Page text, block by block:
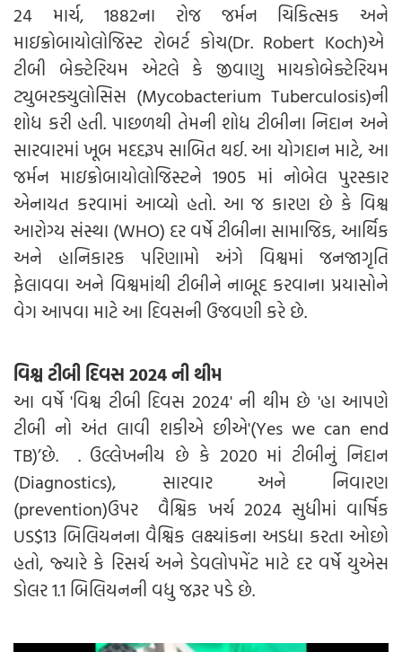
24 માર્ચ, 1882ના રોજ જર્મન ચિકિત્સક અને
માઇક્રોબાયોલોજિસ્ટ રોબર્ટ કોચ(Dr. Robert Koch)એ
ટીબી બેક્ટેરિયમ એટલે કે જીવાણુ માયકોબેક્ટેરિયમ
ટ્યુબરક્યુલોસિસ (Mycobacterium Tuberculosis)ની
શોધ કરી હતી. પાછળથી તેમની શોધ ટીબીના નિદાન અને
સારવારમાં ખૂબ મદદરૂપ સાબિત થઈ. આ યોગદાન માટે, આ
જર્મન માઇક્રોબાયોલોજિસ્ટને 1905 માં નોબેલ પુરસ્કાર
એનાયત કરવામાં આવ્યો હતો. આ જ કારણ છે કે વિશ્વ
આરોગ્ય સંસ્થા (WHO) દર વર્ષે ટીબીના સામાજિક, આર્થિક
અને હાનિકારક પરિણામો અંગે વિશ્વમાં જનજાગૃતિ
ફેલાવવા અને વિશ્વમાંથી ટીબીને નાબૂદ કરવાના પ્રયાસોને
વેગ આપવા માટે આ દિવસની ઉજવણી કરે છે.
વિશ્વ ટીબી દિવસ 2024 ની થીમ
આ વર્ષે 'વિશ્વ ટીબી દિવસ 2024' ની થીમ છે 'હા આપણે
ટીબી નો અંત લાવી શકીએ છીએ'(Yes we can end
TB)’છે. . ઉલ્લેખનીય છે કે 2020 માં ટીબીનું નિદાન
(Diagnostics), સારવાર અને નિવારણ
(prevention)ઉપર વૈશ્વિક ખર્ચ 2024 સુધીમાં વાર્ષિક
US$13 બિલિયનના વૈશ્વિક લક્ષ્યાંકના અડધા કરતા ઓછો
હતો, જ્યારે કે રિસર્ચ અને ડેવલોપમેંટ માટે દર વર્ષે યુએસ
ડોલર 1.1 બિલિયનની વધુ જરૂર પડે છે.